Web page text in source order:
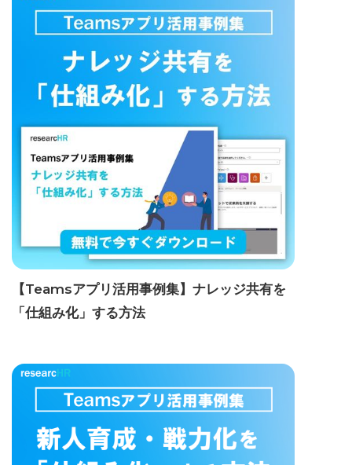
【Teamsアプリ活用事例集】ナレッジ共有を
「仕組み化」する方法